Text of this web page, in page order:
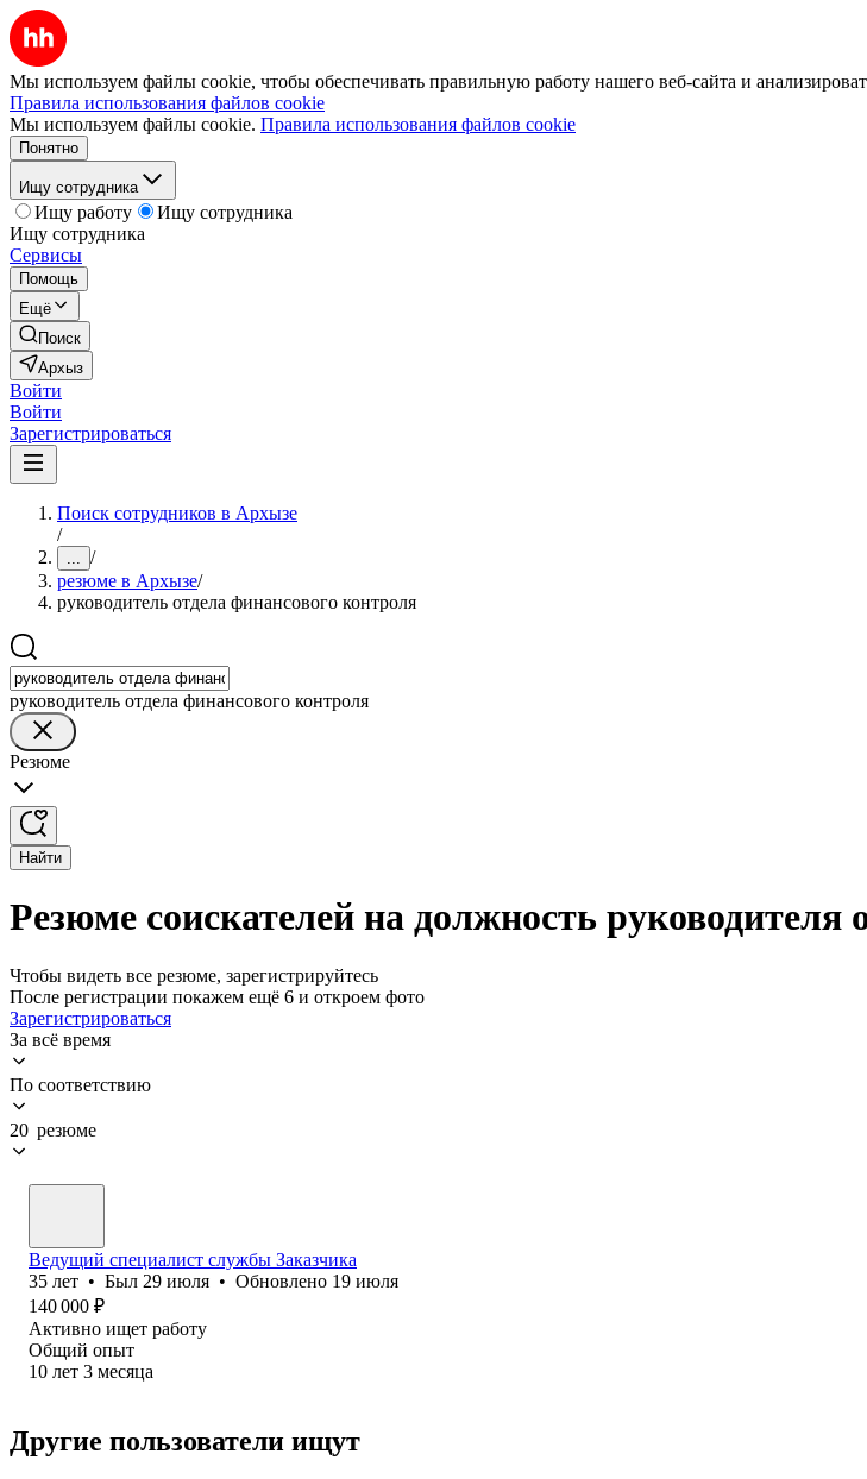
Мы используем файлы cookie, чтобы обеспечивать правильную работу нашего веб-сайта и
Правила использования файлов cookie
Мы используем файлы cookie. Правила использования файлов cookie
Понятно
Ищу сотрудника
Ищу работу
Ищу сотрудника
Ищу сотрудника
Сервисы
Помощь
Ещё
Поиск
Архыз
Войти
Войти
Зарегистрироваться
Поиск сотрудников в Архызе
/
... /
резюме в Архызе/
руководитель отдела финансового контроля
руководитель отдела финансового контроля
Резюме
Найти
Резюме соискателей на должность
Чтобы видеть все резюме, зарегистрируйтесь
После регистрации покажем ещё 6 и откроем фото
Зарегистрироваться
За всё время
По соответствию
20 резюме
Ведущий специалист службы Заказчика
35 лет • Был 29 июля • Обновлено 19 июля
140 000 ₽
Активно ищет работу
Общий опыт
10 лет 3 месяца
Другие пользователи ищут